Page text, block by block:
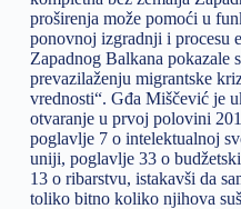
proširenja može pomoći u
ponovnoj izgradnji i procesu
Zapadnog Balkana pokazale
prevazilaženju migrantske
vrednosti“. Gđa Miščević je
otvaranje u prvoj polovini
poglavlje 7 o intelektualnoj
uniji, poglavlje 33 o
13 o ribarstvu, istakavši da
toliko bitno koliko njihova